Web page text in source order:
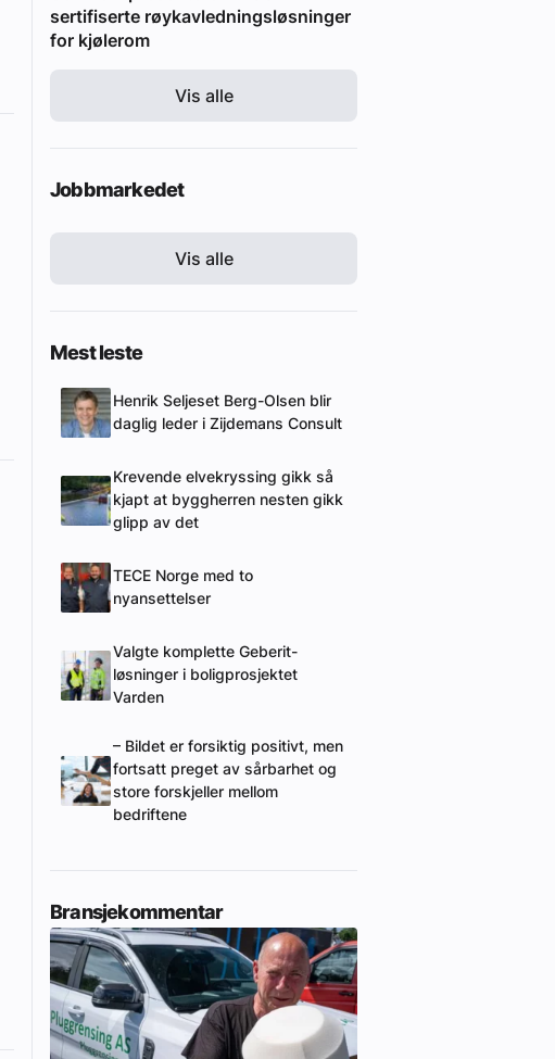
sertifiserte røykavledningsløsninger
for kjølerom
Vis alle
Jobbmarkedet
Vis alle
Mest leste
Henrik Seljeset Berg-Olsen blir
daglig leder i Zijdemans Consult
Krevende elvekryssing gikk så
kjapt at byggherren nesten gikk
glipp av det
TECE Norge med to
nyansettelser
Valgte komplette Geberit-
løsninger i boligprosjektet
Varden
– Bildet er forsiktig positivt, men
fortsatt preget av sårbarhet og
store forskjeller mellom
bedriftene
Bransjekommentar